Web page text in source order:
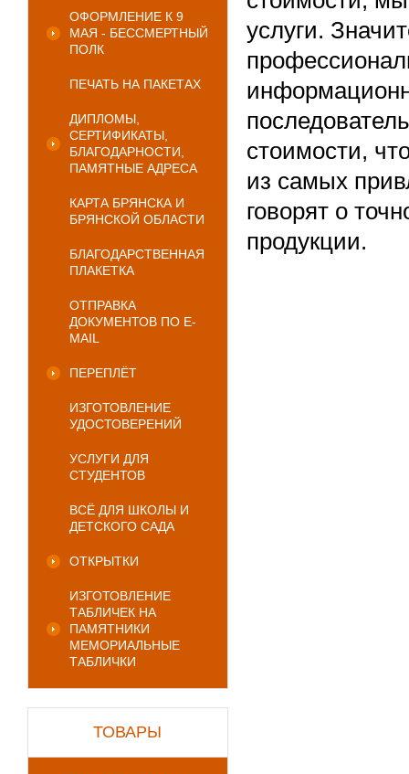
ОФОРМЛЕНИЕ К 9
МАЯ - БЕССМЕРТНЫЙ
ПОЛК
ПЕЧАТЬ НА ПАКЕТАХ
ДИПЛОМЫ,
СЕРТИФИКАТЫ,
БЛАГОДАРНОСТИ,
ПАМЯТНЫЕ АДРЕСА
КАРТА БРЯНСКА И
БРЯНСКОЙ ОБЛАСТИ
БЛАГОДАРСТВЕННАЯ
ПЛАКЕТКА
ОТПРАВКА
ДОКУМЕНТОВ ПО E-
MAIL
ПЕРЕПЛЁТ
ИЗГОТОВЛЕНИЕ
УДОСТОВЕРЕНИЙ
УСЛУГИ ДЛЯ
СТУДЕНТОВ
ВСЁ ДЛЯ ШКОЛЫ И
ДЕТСКОГО САДА
ОТКРЫТКИ
ИЗГОТОВЛЕНИЕ
ТАБЛИЧЕК НА
ПАМЯТНИКИ
МЕМОРИАЛЬНЫЕ
ТАБЛИЧКИ
ТОВАРЫ
услуги.
стоимости,
из самых
говорят о
продукции.